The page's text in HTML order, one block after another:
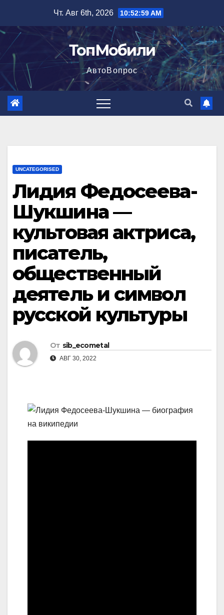
содержимому
Чт. Авг 6th, 2026 10:53:00 AM
ТопМобили
АвтоВопрос
UNCATEGORISED
Лидия Федосеева-
Шукшина —
культовая актриса,
писатель,
общественный
деятель и символ
русской культуры
От sib_ecometal
АВГ 30, 2022